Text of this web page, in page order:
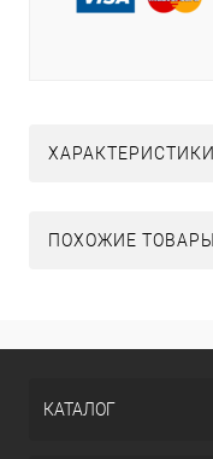
ХАРАКТЕРИСТИКИ
ПОХОЖИЕ
КАТАЛОГ